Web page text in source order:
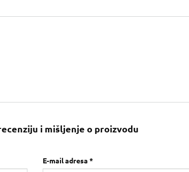
i mišljenje o proizvodu
E-mail adresa *